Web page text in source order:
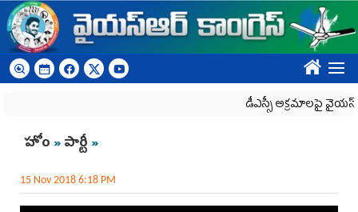
Skip to main content
????
డీఎస్సీ అక్రమాలపై
You are here
హోం »పార్టీ »
15 Nov 2018 6:18 PM